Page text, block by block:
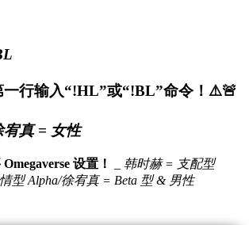
行输入“!HL”或“!BL”命令！⚠️🚨
真 = 女性
设置！
韩时赫 = 支配型
型 Alpha/徐宥真 = Beta 型 & 男性